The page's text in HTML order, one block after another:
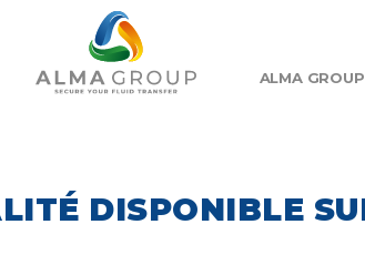
ALMA GROUP
DISPONIBLE